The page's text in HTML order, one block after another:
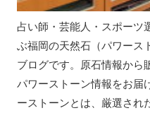
占い師・芸能人・スポーツ
ぶ福岡の天然石（パワース
ブログです。原石情報から
パワーストーン情報をお届
ーストーンとは、厳選され